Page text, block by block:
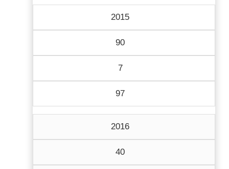
2015
90
7
97
2016
40